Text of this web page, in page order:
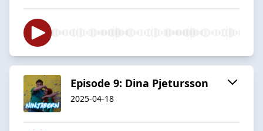
Episode 9: Dina Pjetursson
2025-04-18